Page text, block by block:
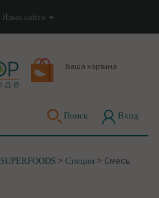
Язык сайта
Ваша корзина
Поиск Вход
SUPERFOODS > Специи > Смесь